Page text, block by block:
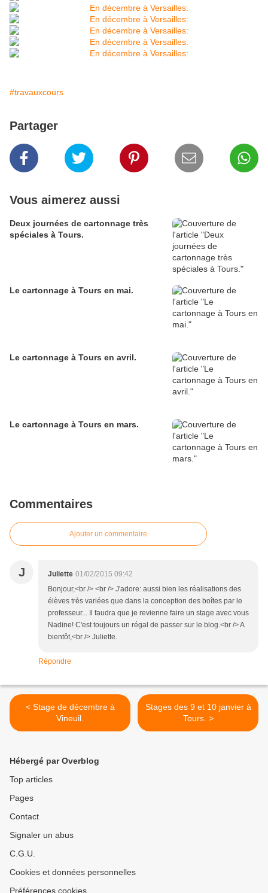
#travauxcours
Partager
Vous aimerez aussi
Deux journées de cartonnage très
spéciales à Tours.
Le cartonnage à Tours en mai.
Le cartonnage à Tours en avril.
Le cartonnage à Tours en mars.
Commentaires
Ajouter un commentaire
J Juliette 01/02/2015 09:42
Bonjour,<br /> <br /> J'adore: aussi bien les réalisations des
élèves très variées que dans la conception des boîtes par le
professeur... Il faudra que je revienne faire un stage avec vous
Nadine! C'est toujours un régal de passer sur le blog.<br /> A
bientôt,<br /> Juliette.
Répondre
< Stage de décembre à
Vineuil.
Stages des 9 et 10 janvier à
Tours. >
Hébergé par Overblog
Top articles
Pages
Contact
Signaler un abus
C.G.U.
Cookies et données personnelles
Préférences cookies